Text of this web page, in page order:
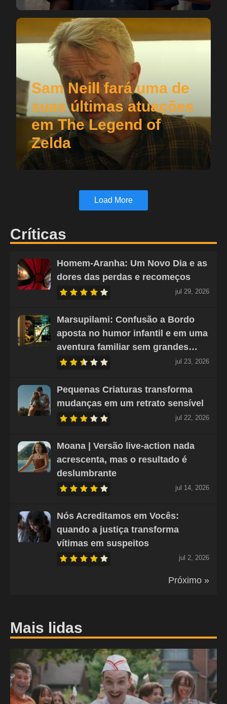
Sam Neill fará uma de
suas últimas atuações
em The Legend of
Zelda
Load More
Críticas
Homem-Aranha: Um Novo Dia e as
dores das perdas e recomeços
jul 29, 2026
Marsupilami: Confusão a Bordo
aposta no humor infantil e em uma
aventura familiar sem grandes…
jul 23, 2026
Pequenas Criaturas transforma
mudanças em um retrato sensível
jul 22, 2026
Moana | Versão live-action nada
acrescenta, mas o resultado é
deslumbrante
jul 14, 2026
Nós Acreditamos em Vocês:
quando a justiça transforma
vítimas em suspeitos
jul 2, 2026
Próximo »
Mais lidas